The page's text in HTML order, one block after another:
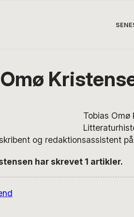
Tobias Omø
og redaktionsassistent
har skrevet 1 artikler.